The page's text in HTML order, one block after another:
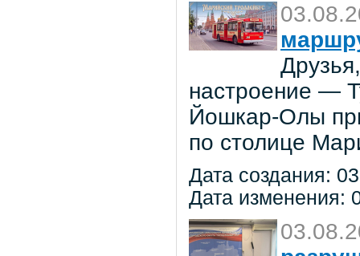
настроение —
Йошкар-Олы
по столице
Дата создания:
Дата изменения: